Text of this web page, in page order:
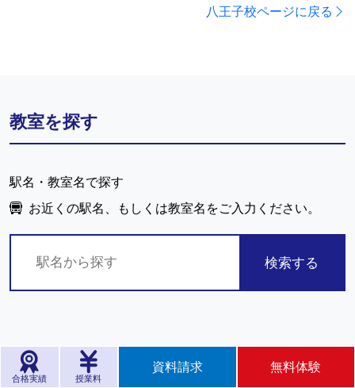
八王子校ページに戻る
教室を探す
駅名・教室名で探す
お近くの駅名、もしくは教室名をご入力ください。
検索する
合格実績 授業料
資料請求 無料体験